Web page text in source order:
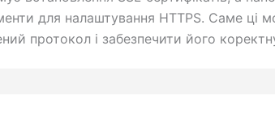
для налаштування HTTPS. Саме ці
протокол і забезпечити його